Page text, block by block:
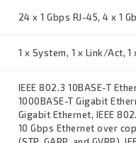
24 x 1 Gbps RJ-45, 4 x 1
1 x System, 1 x Link/Act, 1
IEEE 802.3 10BASE-T
1000BASE-T Gigabit
Gigabit Ethernet, IEEE
10 Gbps Ethernet over